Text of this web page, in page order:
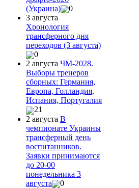
(Украина)
0
3 августа
Хронология
трансферного дня
переходов (3 августа)
0
2 августа ЧМ-2028.
Выборы тренеров
сборных: Германия,
Европа, Голландия,
Испания, Португалия
21
2 августа В
чемпионате Украины
трансферный день
воспитанников.
Заявки принимаются
до 20-00
понедельника 3
августа
0